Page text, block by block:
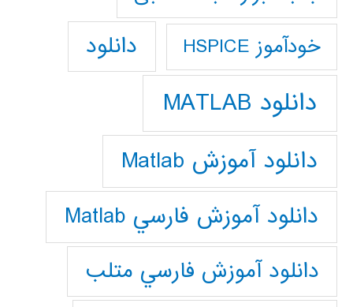
خودآموز HSPICE دانلود
دانلود MATLAB
دانلود آموزش Matlab
دانلود آموزش فارسي Matlab
دانلود آموزش فارسي متلب